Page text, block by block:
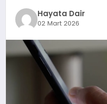
OYUN
RÜYA TABIRLERI
Hayata Dair
02 Mart 2026